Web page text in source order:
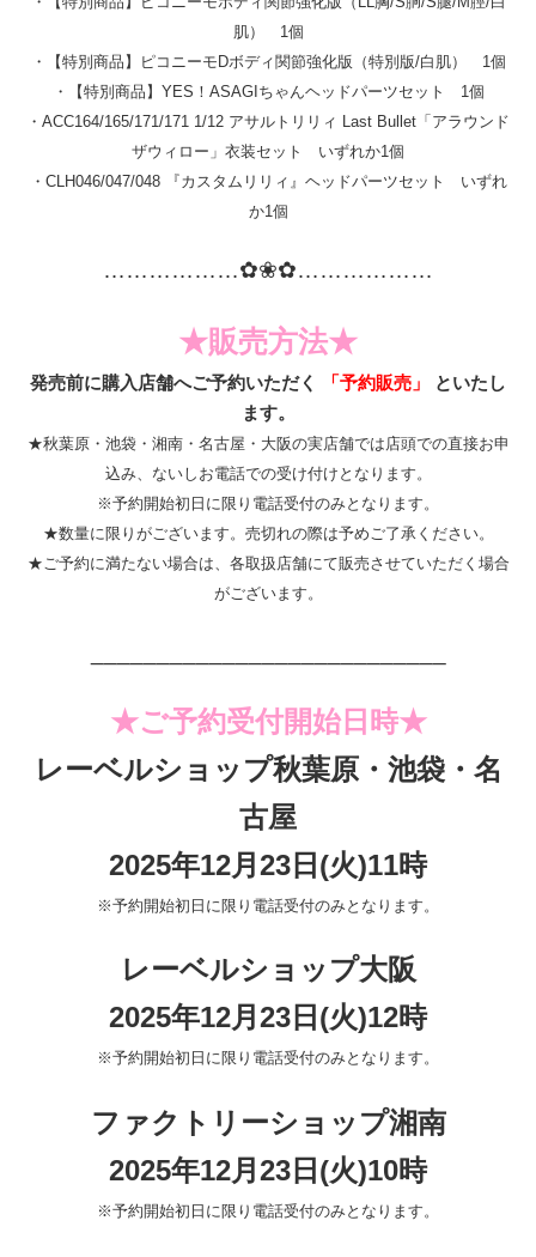
肌） 1個
・【特別商品】ピコニーモDボディ関節強化版（特別版/白肌） 1個
・【特別商品】YES！ASAGIちゃんヘッドパーツセット 1個
・ACC164/165/171/171 1/12 アサルトリリィ Last Bullet「アラウンド
ザウィロー」衣装セット いずれか1個
・CLH046/047/048 『カスタムリリィ』ヘッドパーツセット いずれ
か1個
………………✿❀✿………………
★販売方法★
発売前に購入店舗へご予約いただく 「予約販売」
といたし
ます。
★秋葉原・池袋・湘南・名古屋・大阪の実店舗では店頭での直接お申
込み、ないしお電話での受け付けとなります。
※予約開始初日に限り電話受付のみとなります。
★数量に限りがございます。売切れの際は予めご了承ください。
★ご予約に満たない場合は、各取扱店舗にて販売させていただく場合
がございます。
★ご予約受付開始日時★
レーベルショップ秋葉原・池袋・名
古屋
2025年12月23日(火)11時
※予約開始初日に限り電話受付のみとなります。
レーベルショップ大阪
2025年12月23日(火)12時
※予約開始初日に限り電話受付のみとなります。
ファクトリーショップ湘南
2025年12月23日(火)10時
※予約開始初日に限り電話受付のみとなります。